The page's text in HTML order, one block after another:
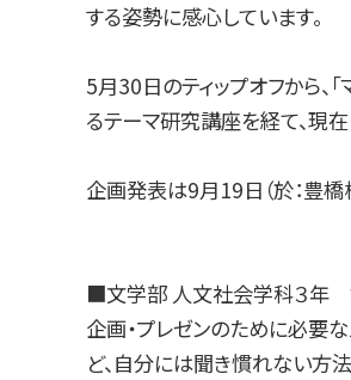
する姿勢に感心しています。
5月30日のティップオフから、
るテーマ研究講座を経て、現
企画発表は9月19日（於：豊橋
■文学部 人文社会学科３
企画・プレゼンのために必要
ど、自分には聞き慣れない方